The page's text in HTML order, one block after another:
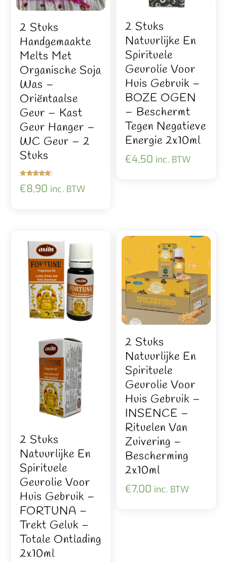
2 Stuks
Handgemaakte
Melts Met
Organische Soja
Was –
Oriëntaalse
Geur – Kast
Geur Hanger –
WC Geur – 2
Stuks
d
5.00
€8,90 inc. BTW
2 Stuks
Natuurlijke En
Spirituele
Geurolie Voor
Huis Gebruik –
BOZE OGEN
– Beschermt
Tegen Negatieve
Energie 2x10ml
€4,50 inc. BTW
2 Stuks
Natuurlijke En
Spirituele
Geurolie Voor
Huis Gebruik –
FORTUNA –
Trekt Geluk –
Totale Ontlading
2x10ml
2 Stuks
Natuurlijke En
Spirituele
Geurolie Voor
Huis Gebruik –
INSENCE –
Rituelen Van
Zuivering –
Bescherming
2x10ml
€7,00 inc. BTW